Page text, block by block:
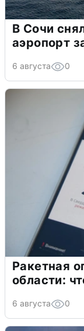
В Сочи
аэропорт
6 августа 0
Ракетная
области:
6 августа 0